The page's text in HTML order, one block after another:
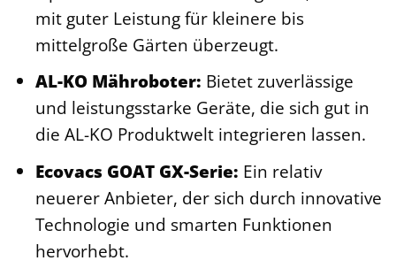
mit guter Leistung für kleinere bis
mittelgroße Gärten überzeugt.
AL-KO Mähroboter: Bietet zuverlässige
und leistungsstarke Geräte, die sich gut in
die AL-KO Produktwelt integrieren lassen.
Ecovacs GOAT GX-Serie: Ein relativ
neuerer Anbieter, der sich durch innovative
Technologie und smarten Funktionen
hervorhebt.